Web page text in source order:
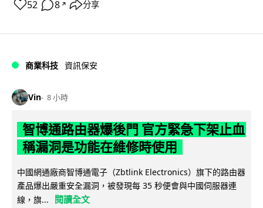
52 8 ↗ 分享
商業科技 資訊保安
Vin 8 小時
智博通路由器爆後門 官方緊急下架止血
稱漏洞是功能在維修時使用
中國網通廠商智博通電子（Zbtlink Electronics）旗下的路由器
產品爆出嚴重安全漏洞，被發現每 35 秒便會與中國伺服器連
線，旗...
閱讀全文